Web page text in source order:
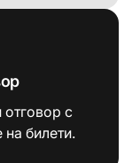
с
билети.